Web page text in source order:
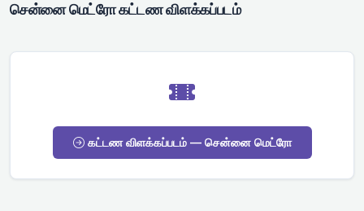
சென்னை மெட்ரோ கட்டண விளக்கப்படம்
கட்டண விளக்கப்படம் — சென்னை மெட்ரோ